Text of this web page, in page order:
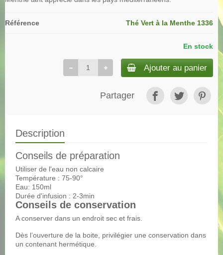
Référence Thé Vert à la Menthe 1336
En stock
Ajouter au panier
Partager
Description
Conseils de préparation
Utiliser de l'eau non calcaire
Température : 75-90°
Eau: 150ml
Durée d'infusion : 2-3min
Conseils de conservation
A conserver dans un endroit sec et frais.
Dès l’ouverture de la boite, privilégier une conservation dans
un contenant hermétique.